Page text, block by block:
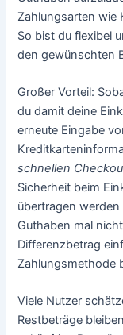
Zahlungsarten wie
So bist du flexibel
den gewünschten
Großer Vorteil:
du damit deine
erneute Eingabe
schnellen
Sicherheit beim
übertragen
Guthaben mal
Differenzbetrag
Zahlungsmethode
Viele Nutzer
Restbeträge